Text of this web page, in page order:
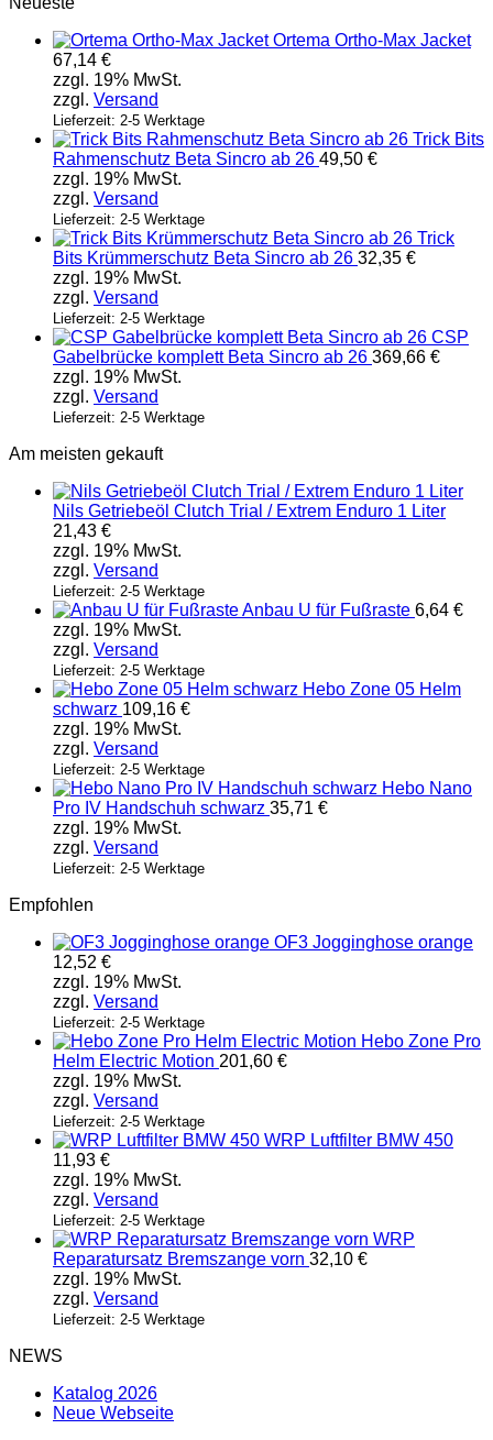
Ortema Ortho-Max Jacket
67,14 €
zzgl. 19% MwSt.
zzgl. Versand
Lieferzeit: 2-5 Werktage
Trick Bits
Rahmenschutz Beta Sincro ab 26 49,50 €
zzgl. 19% MwSt.
zzgl. Versand
Lieferzeit: 2-5 Werktage
Trick
Bits Krümmerschutz Beta Sincro ab 26 32,35 €
zzgl. 19% MwSt.
zzgl. Versand
Lieferzeit: 2-5 Werktage
CSP
Gabelbrücke komplett Beta Sincro ab 26 369,66 €
zzgl. 19% MwSt.
zzgl. Versand
Lieferzeit: 2-5 Werktage
Am meisten gekauft
Nils Getriebeöl Clutch Trial / Extrem Enduro 1 Liter
21,43 €
zzgl. 19% MwSt.
zzgl. Versand
Lieferzeit: 2-5 Werktage
Anbau U für Fußraste 6,64 €
zzgl. 19% MwSt.
zzgl. Versand
Lieferzeit: 2-5 Werktage
Hebo Zone 05 Helm
schwarz 109,16 €
zzgl. 19% MwSt.
zzgl. Versand
Lieferzeit: 2-5 Werktage
Hebo Nano
Pro IV Handschuh schwarz 35,71 €
zzgl. 19% MwSt.
zzgl. Versand
Lieferzeit: 2-5 Werktage
Empfohlen
OF3 Jogginghose orange
12,52 €
zzgl. 19% MwSt.
zzgl. Versand
Lieferzeit: 2-5 Werktage
Hebo Zone Pro
Helm Electric Motion 201,60 €
zzgl. 19% MwSt.
zzgl. Versand
Lieferzeit: 2-5 Werktage
WRP Luftfilter BMW 450
11,93 €
zzgl. 19% MwSt.
zzgl. Versand
Lieferzeit: 2-5 Werktage
WRP
Reparatursatz Bremszange vorn 32,10 €
zzgl. 19% MwSt.
zzgl. Versand
Lieferzeit: 2-5 Werktage
NEWS
Katalog 2026
Neue Webseite